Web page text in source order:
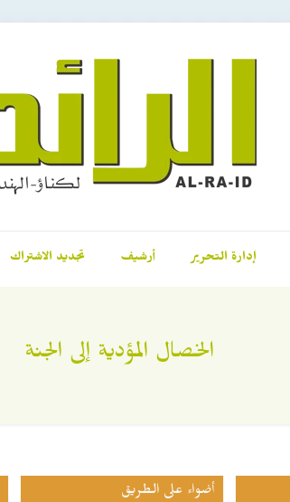
إدارة التحرير أرشيف تجديد الاشتراك
الخصال المؤدية إلى الجنة
أضواء على الطريق